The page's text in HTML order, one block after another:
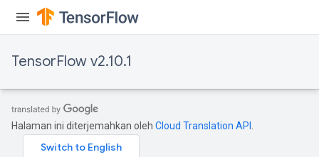
TensorFlow v2.10.1
Halaman ini diterjemahkan oleh Cloud Translation API